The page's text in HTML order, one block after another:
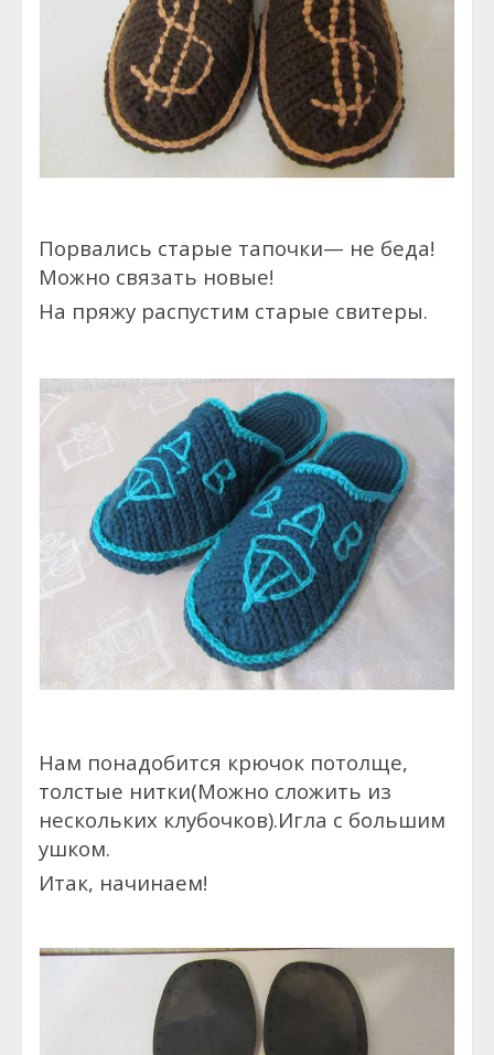
Порвались старые тапочки— не беда!
Можно связать новые!
На пряжу распустим старые свитеры.
Нам понадобится крючок потолще,
толстые нитки(Можно сложить из
нескольких клубочков).Игла с большим
ушком.
Итак, начинаем!